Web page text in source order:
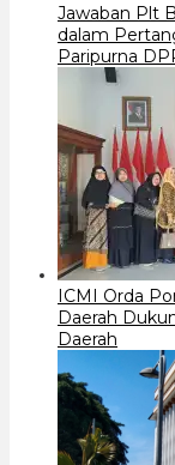
Jawaban Plt
dalam
Paripurna
ICMI Orda
Daerah
Daerah